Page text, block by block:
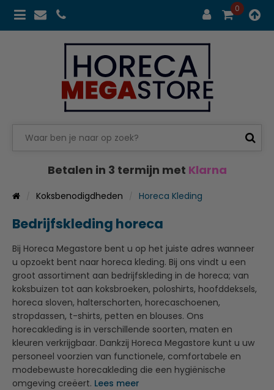
0
Betalen in 3 termijn met Klarna
Koksbenodigdheden Horeca Kleding
Bedrijfskleding horeca
Bij Horeca Megastore bent u op het juiste adres wanneer
u opzoekt bent naar horeca kleding. Bij ons vindt u een
groot assortiment aan bedrijfskleding in de horeca; van
koksbuizen tot aan koksbroeken, poloshirts, hoofddeksels,
horeca sloven, halterschorten, horecaschoenen,
stropdassen, t-shirts, petten en blouses. Ons
horecakleding is in verschillende soorten, maten en
kleuren verkrijgbaar. Dankzij Horeca Megastore kunt u uw
personeel voorzien van functionele, comfortabele en
modebewuste horecakleding die een hygiënische
omgeving creëert. Lees meer